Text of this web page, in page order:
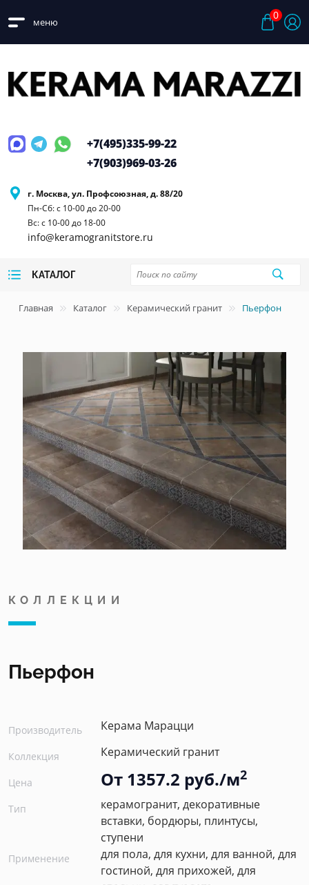
меню
0
г. Москва, ул. Профсоюзная, д. 88/20
Пн-Сб: с 10-00 до 20-00
Вс: с 10-00 до 18-00
info@keramogranitstore.ru
+7(495)335-99-22
+7(903)969-03-26
КАТАЛОГ
Главная Каталог Керамический гранит Пьерфон
КОЛЛЕКЦИИ
Пьерфон
Производитель Керама Марацци
Коллекция Керамический гранит
Цена От 1357.2 руб./м2
Тип
керамогранит, декоративные
вставки, бордюры, плинтусы,
ступени
Применение
для пола, для кухни, для ванной, для
гостиной, для прихожей, для